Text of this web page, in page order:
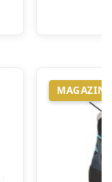
MAGAZIN